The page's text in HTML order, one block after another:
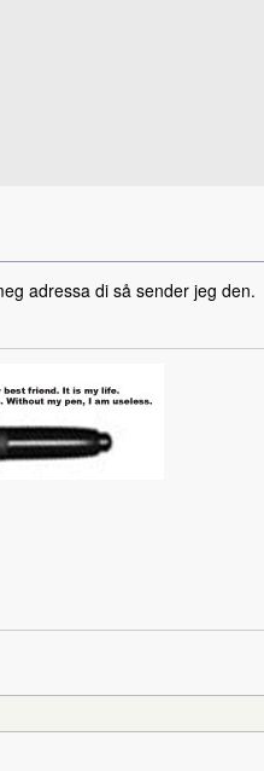
adressa di så sender jeg den.